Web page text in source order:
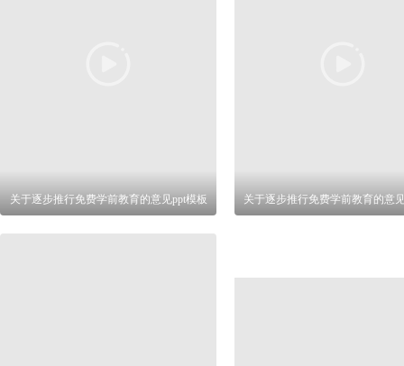
关于逐步推行免费学前教育的意见ppt模板